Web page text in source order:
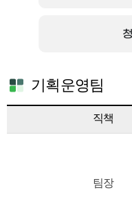
기획운영팀
직책
팀장